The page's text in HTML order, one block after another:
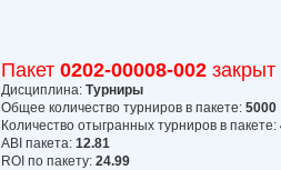
Пакет 0202-00008-002
Дисциплина: Турниры
Общее количество турниров в пакете: 5000
Количество отыгранных турниров в пакете:
АBI пакета: 12.81
ROI по пакету: 24.99